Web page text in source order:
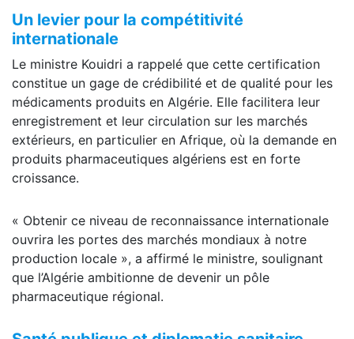
Un levier pour la compétitivité
internationale
Le ministre Kouidri a rappelé que cette certification
constitue un gage de crédibilité et de qualité pour les
médicaments produits en Algérie. Elle facilitera leur
enregistrement et leur circulation sur les marchés
extérieurs, en particulier en Afrique, où la demande en
produits pharmaceutiques algériens est en forte
croissance.
« Obtenir ce niveau de reconnaissance internationale
ouvrira les portes des marchés mondiaux à notre
production locale », a affirmé le ministre, soulignant
que l’Algérie ambitionne de devenir un pôle
pharmaceutique régional.